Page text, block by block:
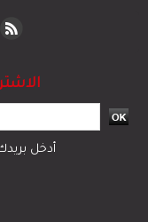
أدخل بريدك